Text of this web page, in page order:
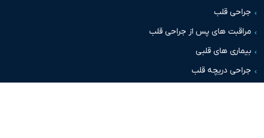
قلب
های پس از جراحی قلب
های قلبی
دریچه قلب